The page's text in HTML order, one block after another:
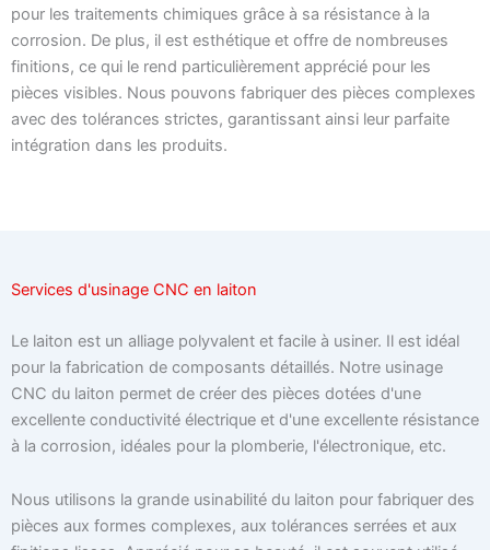
pour les traitements chimiques grâce à sa résistance à la
corrosion. De plus, il est esthétique et offre de nombreuses
finitions, ce qui le rend particulièrement apprécié pour les
pièces visibles. Nous pouvons fabriquer des pièces complexes
avec des tolérances strictes, garantissant ainsi leur parfaite
intégration dans les produits.
Services d'usinage CNC en laiton
Le laiton est un alliage polyvalent et facile à usiner. Il est idéal
pour la fabrication de composants détaillés. Notre usinage
CNC du laiton permet de créer des pièces dotées d'une
excellente conductivité électrique et d'une excellente résistance
à la corrosion, idéales pour la plomberie, l'électronique, etc.
Nous utilisons la grande usinabilité du laiton pour fabriquer des
pièces aux formes complexes, aux tolérances serrées et aux